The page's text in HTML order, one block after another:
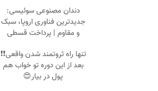
دندان مصنوعی سوئیسی:
جدیدترین فناوری اروپا، سبک
و مقاوم | پرداخت قسطی
تنها راه ثروتمند شدن واقعی❗❗
بعد از این دوره تو خواب هم
پول در بیار😍